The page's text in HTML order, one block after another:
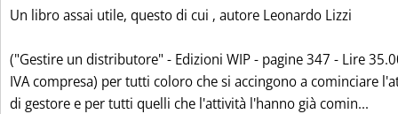
Un libro assai utile, questo di cui ‚ autore Leonardo Lizzi
("Gestire un distributore" - Edizioni WIP - pagine 347 - Lire
IVA compresa) per tutti coloro che si accingono a cominciare
di gestore e per tutti quelli che l'attività l'hanno già comin...